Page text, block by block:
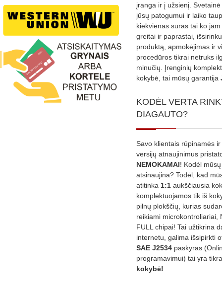
įranga ir į užsienį.
jūsų patogumui ir laiko
kiekvienas suras tai ko
greitai ir paprastai,
produktą, apmokėjimas ir
procedūros tikrai netruks
minučių. Įrenginių
kokybė, tai mūsų garantija
KODĖL VERTA
DIAGAUTO?
Savo klientais rūpinamės
versijų atnaujinimus
NEMOKAMAI! Kodėl
atsinaujina? Todėl, kad
atitinka 1:1 aukščiausia
komplektuojamos tik iš
pilnų plokščių, kurias
reikiami microkontroliariai,
FULL chipai! Tai užtikrina
internetu, galima išsipirkti
SAE J2534 paskyras
programavimui) tai yra
kokybė!